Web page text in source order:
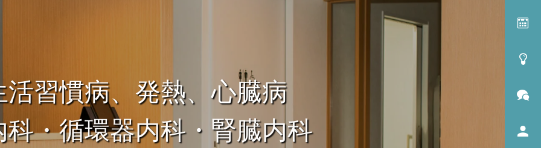
活習慣病、発熱、心臓病
科・循環器内科・腎臓内科